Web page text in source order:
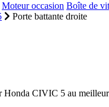
Moteur occasion Boîte de
Porte battante droite
CIVIC 5 au